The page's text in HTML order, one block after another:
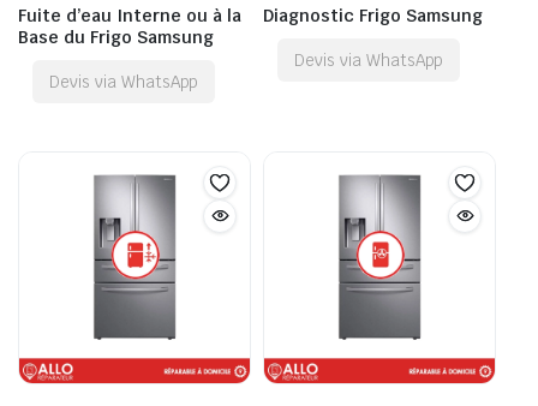
Fuite d’eau Interne ou à la
Base du Frigo Samsung
Devis via WhatsApp
Diagnostic Frigo Samsung
Devis via WhatsApp